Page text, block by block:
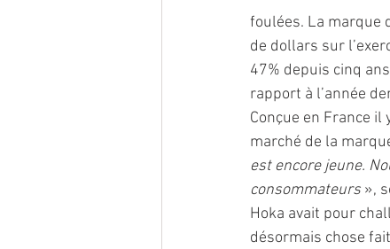
foulées. La marque
de dollars sur
47% depuis cinq
rapport à l’année
Conçue en France
marché de la
est encore jeune.
consommateurs »,
Hoka avait pour
désormais chose